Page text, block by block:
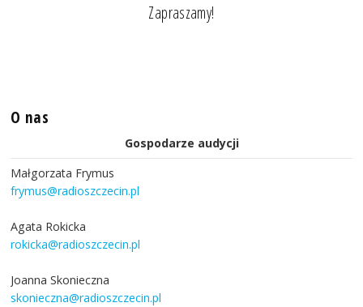
Zapraszamy!
O nas
Gospodarze audycji
Małgorzata Frymus
frymus@radioszczecin.pl
Agata Rokicka
rokicka@radioszczecin.pl
Joanna Skonieczna
skonieczna@radioszczecin.pl